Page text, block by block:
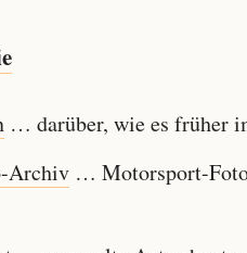
… darüber, wie es früher
Archiv… Motorsport-